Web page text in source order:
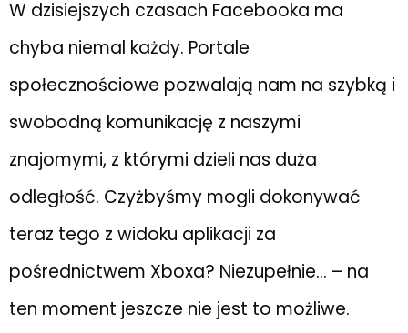
W dzisiejszych czasach Facebooka ma
chyba niemal każdy. Portale
społecznościowe pozwalają nam na szybką i
swobodną komunikację z naszymi
znajomymi, z którymi dzieli nas duża
odległość. Czyżbyśmy mogli dokonywać
teraz tego z widoku aplikacji za
pośrednictwem Xboxa? Niezupełnie… – na
ten moment jeszcze nie jest to możliwe.